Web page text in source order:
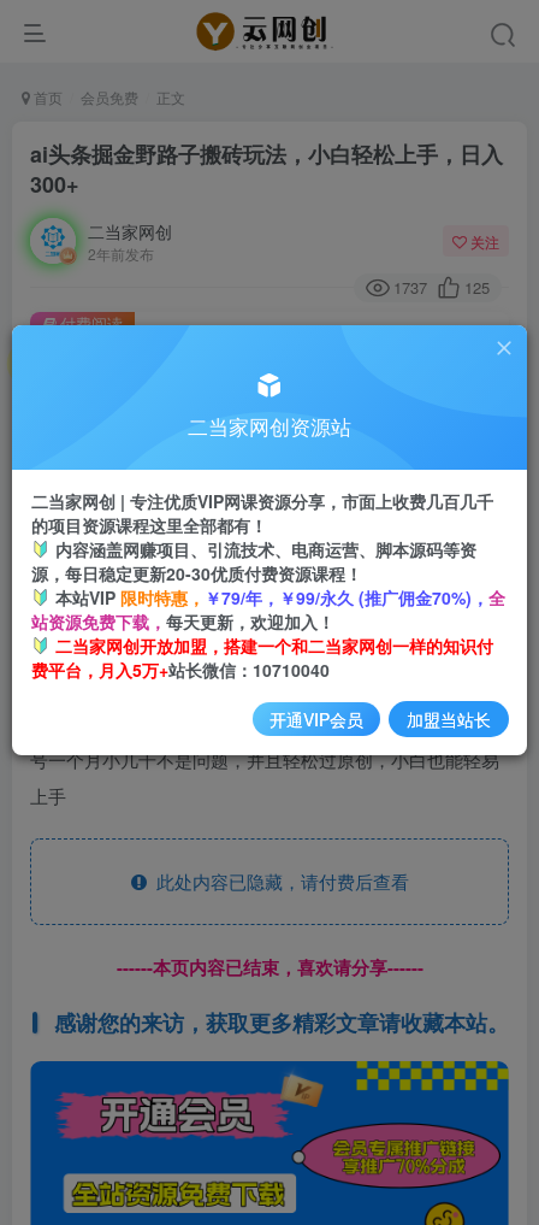
首页 会员免费 正文
ai头条掘金野路子搬砖玩法，小白轻松上手，日入
300+
二当家网创
2年前发布
关注
1737 125
此内容为付费阅读，请付费后查看
9.9
付费阅读
今天给大家带来的是头条野路子搬砖玩法，这个玩法和以往
不同，不需要你去改写文章，而且5分钟就能出一篇文章，单
号一个月小几千不是问题，并且轻松过原创，小白也能轻易
上手
此处内容已隐藏，请付费后查看
------本页内容已结束，喜欢请分享------
感谢您的来访，获取更多精彩文章请收藏本站。
二当家网创资源站
二当家网创 | 专注优质VIP网课资源分享，市面上收费几百几千
的项目资源课程这里全部都有！
内容涵盖网赚项目、引流技术、电商运营、脚本源码等资
源，每日稳定更新20-30优质付费资源课程！
本站VIP 限时特惠， ￥79/年，￥99/永久 (推广佣金70%)， 全
站资源免费下载， 每天更新，欢迎加入！
二当家网创开放加盟，搭建一个和二当家网创一样的知识付
费平台，月入5万+站长微信：10710040
开通VIP会员 加盟当站长